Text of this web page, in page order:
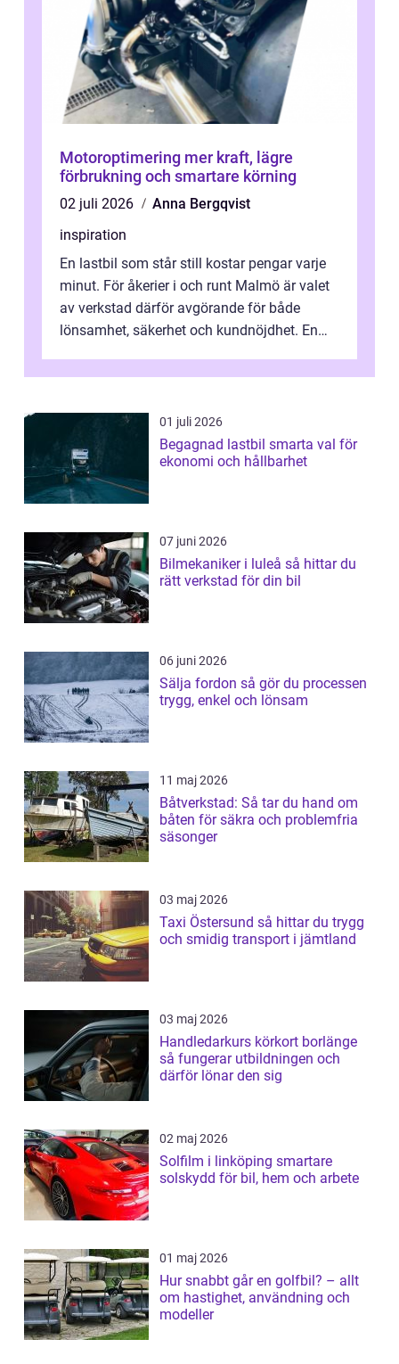
Motoroptimering mer kraft, lägre
förbrukning och smartare körning
02 juli 2026
Anna Bergqvist
inspiration
En lastbil som står still kostar pengar varje
minut. För åkerier i och runt Malmö är valet
av verkstad därför avgörande för både
lönsamhet, säkerhet och kundnöjdhet. En
01 juli 2026
Begagnad lastbil smarta val för
ekonomi och hållbarhet
07 juni 2026
Bilmekaniker i luleå så hittar du
rätt verkstad för din bil
06 juni 2026
Sälja fordon så gör du processen
trygg, enkel och lönsam
11 maj 2026
Båtverkstad: Så tar du hand om
båten för säkra och problemfria
säsonger
03 maj 2026
Taxi Östersund så hittar du trygg
och smidig transport i jämtland
03 maj 2026
Handledarkurs körkort borlänge
så fungerar utbildningen och
därför lönar den sig
02 maj 2026
Solfilm i linköping smartare
solskydd för bil, hem och arbete
01 maj 2026
Hur snabbt går en golfbil? – allt
om hastighet, användning och
modeller